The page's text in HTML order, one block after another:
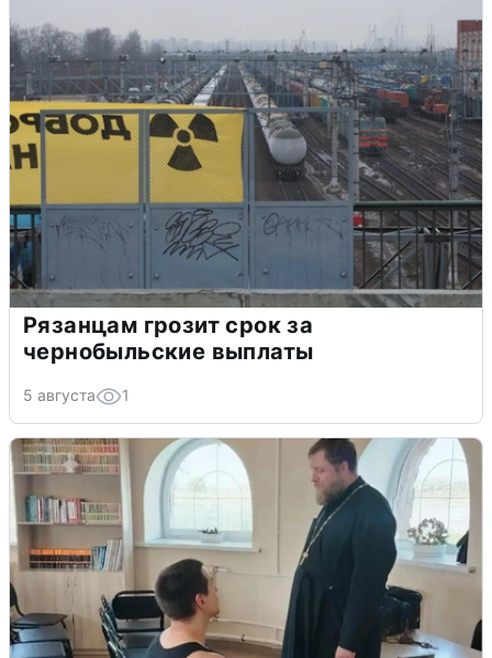
Рязанцам грозит срок за
чернобыльские выплаты
5 августа 1